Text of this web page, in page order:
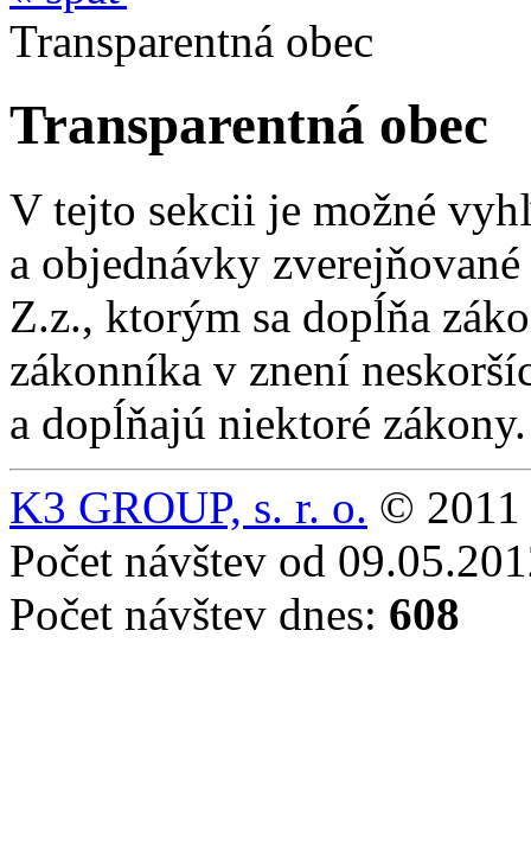
Transparentná obec
Transparentná obec
V tejto sekcii je možné
a objednávky
Z.z., ktorým sa dopĺňa
zákonníka v znení
a dopĺňajú niektoré zákony.
K3 GROUP, s. r. o. © 2011
Počet návštev od
Počet návštev dnes: 608